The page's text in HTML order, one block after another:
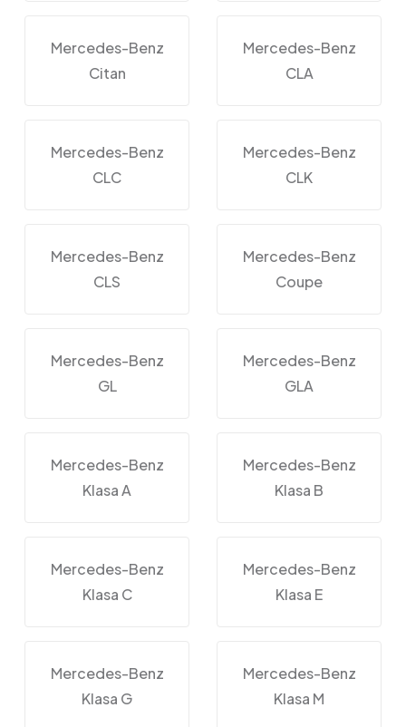
Mercedes-Benz
Citan
Mercedes-Benz
CLA
Mercedes-Benz
CLC
Mercedes-Benz
CLK
Mercedes-Benz
CLS
Mercedes-Benz
Coupe
Mercedes-Benz
GL
Mercedes-Benz
GLA
Mercedes-Benz
Klasa A
Mercedes-Benz
Klasa B
Mercedes-Benz
Klasa C
Mercedes-Benz
Klasa E
Mercedes-Benz
Klasa G
Mercedes-Benz
Klasa M